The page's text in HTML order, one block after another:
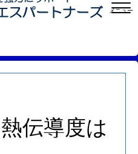
メニュー
伝導度は